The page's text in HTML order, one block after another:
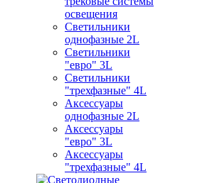
освещения
Светильники
однофазные 2L
Светильники
"евро" 3L
Светильники
"трехфазные" 4L
Аксессуары
однофазные 2L
Аксессуары
"евро" 3L
Аксессуары
"трехфазные" 4L